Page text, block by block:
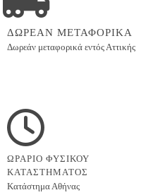
ΔΩΡΕΑΝ ΜΕΤΑΦΟΡΙΚΑ
Δωρεάν μεταφορικά εντός Αττικής
ΩΡΑΡΙΟ ΦΥΣΙΚΟΥ
ΚΑΤΑΣΤΗΜΑΤΟΣ
Κατάστημα Αθήνας